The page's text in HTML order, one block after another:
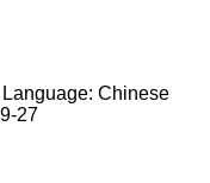
Language: Chinese
27